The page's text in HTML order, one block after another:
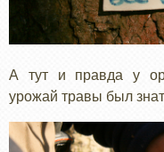
А тут и правда у
урожай травы был